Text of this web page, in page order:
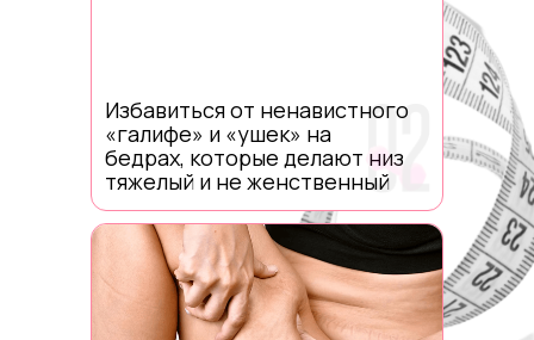
Избавиться от ненавистного
«галифе» и «ушек» на
бедрах, которые делают низ
тяжелый и не женственный